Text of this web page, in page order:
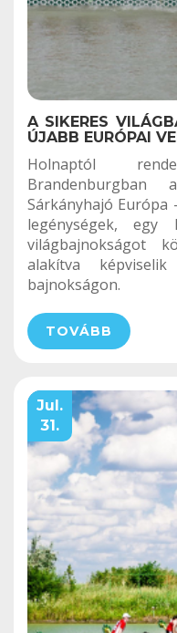
A SIKERES
ÚJABB EURÓPAI
Holnaptól
Sárkányhajó Európa
legénységek,
világbajnokságot
alakítva
bajnokságon.
TOVÁBB
Jul.
31.